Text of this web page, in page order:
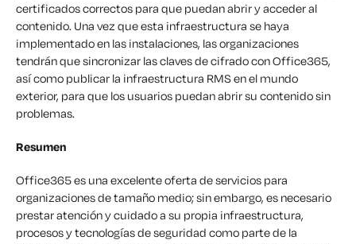
certificados correctos para que puedan abrir y acceder al
contenido. Una vez que esta infraestructura se haya
implementado en las instalaciones, las organizaciones
tendrán que sincronizar las claves de cifrado con Office365,
así como publicar la infraestructura RMS en el mundo
exterior, para que los usuarios puedan abrir su contenido sin
problemas.
Resumen
Office365 es una excelente oferta de servicios para
organizaciones de tamaño medio; sin embargo, es necesario
prestar atención y cuidado a su propia infraestructura,
procesos y tecnologías de seguridad como parte de la